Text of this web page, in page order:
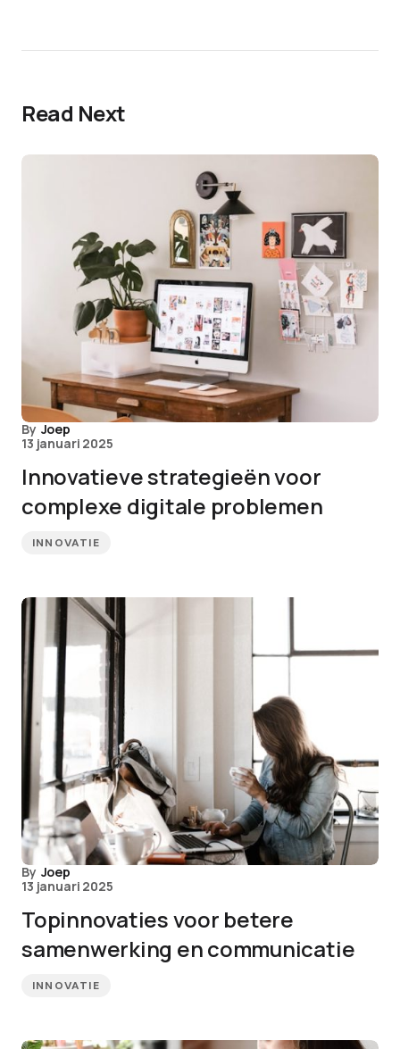
Read Next
By Joep
13 januari 2025
Innovatieve strategieën voor
complexe digitale problemen
INNOVATIE
By Joep
13 januari 2025
Topinnovaties voor betere
samenwerking en communicatie
INNOVATIE